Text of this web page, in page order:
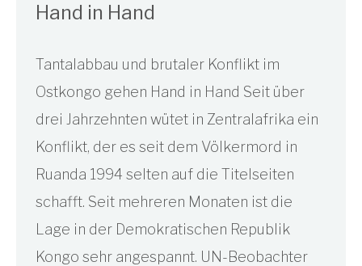
Hand in Hand
Tantalabbau und brutaler Konflikt im
Ostkongo gehen Hand in Hand Seit über
drei Jahrzehnten wütet in Zentralafrika ein
Konflikt, der es seit dem Völkermord in
Ruanda 1994 selten auf die Titelseiten
schafft. Seit mehreren Monaten ist die
Lage in der Demokratischen Republik
Kongo sehr angespannt. UN-Beobachter